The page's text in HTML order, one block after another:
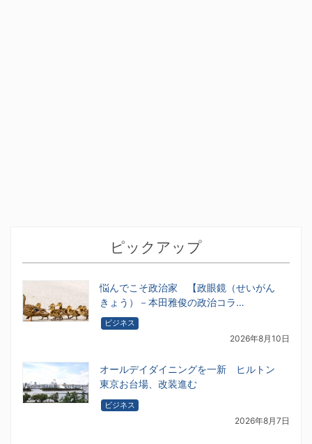
ピックアップ
悩んでこそ政治家 【政眼鏡（せいがん
きょう）－本田雅俊の政治コラ…
ビジネス
2026年8月10日
オールデイダイニングを一新 ヒルトン
東京お台場、改装進む
ビジネス
2026年8月7日